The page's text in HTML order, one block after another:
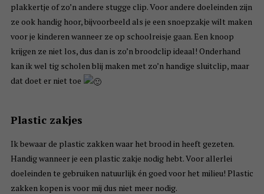
plakkertje of zo’n andere stugge clip. Voor andere doeleinden zijn
ze ook handig hoor, bijvoorbeeld als je een snoepzakje wilt maken
voor je kinderen wanneer ze op schoolreisje gaan. Een knoop
krijgen ze niet los, dus dan is zo’n broodclip ideaal! Onderhand
kan ik wel tig scholen blij maken met zo’n handige sluitclip, maar
dat doet er niet toe
Plastic zakjes
Ik bewaar de plastic zakken waar het brood in heeft gezeten.
Handig wanneer je een plastic zakje nodig hebt. Voor allerlei
doeleinden te gebruiken natuurlijk én goed voor het milieu! Plastic
zakken kopen is voor mij dus niet meer nodig.